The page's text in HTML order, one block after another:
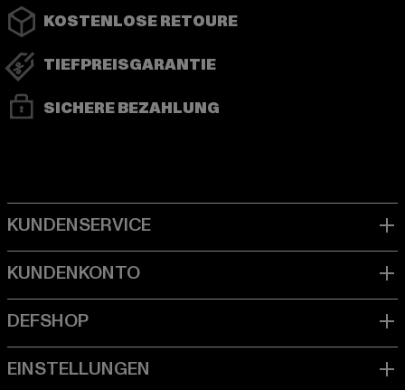
KOSTENLOSE RETOURE
TIEFPREISGARANTIE
SICHERE BEZAHLUNG